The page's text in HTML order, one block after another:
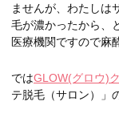
ませんが、わたしは
毛が濃かったから、
医療機関ですので麻
ではGLOW(グロウ)
テ脱毛（サロン）」